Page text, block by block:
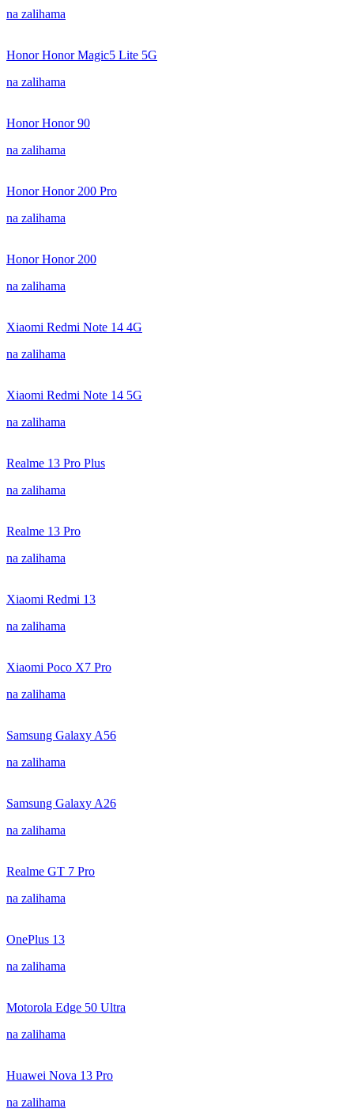
na zalihama
Honor Honor Magic5 Lite 5G
na zalihama
Honor Honor 90
na zalihama
Honor Honor 200 Pro
na zalihama
Honor Honor 200
na zalihama
Xiaomi Redmi Note 14 4G
na zalihama
Xiaomi Redmi Note 14 5G
na zalihama
Realme 13 Pro Plus
na zalihama
Realme 13 Pro
na zalihama
Xiaomi Redmi 13
na zalihama
Xiaomi Poco X7 Pro
na zalihama
Samsung Galaxy A56
na zalihama
Samsung Galaxy A26
na zalihama
Realme GT 7 Pro
na zalihama
OnePlus 13
na zalihama
Motorola Edge 50 Ultra
na zalihama
Huawei Nova 13 Pro
na zalihama